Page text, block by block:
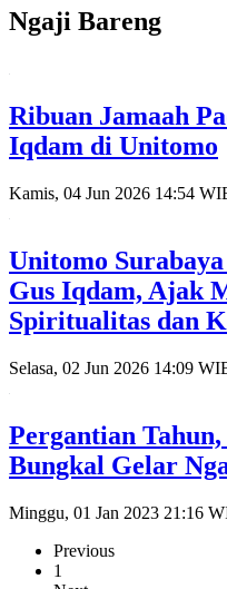
Ngaji Bareng
Ribuan Jamaah
Iqdam di Unitomo
Kamis, 04 Jun 2026 14:54
Unitomo
Gus Iqdam, Ajak
Spiritualitas dan
Selasa, 02 Jun 2026 14:09
Pergantian
Bungkal Gelar
Minggu, 01 Jan 2023 21:16
Previous
1